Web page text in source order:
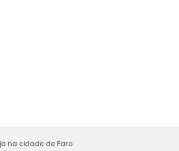
na cidade de Faro